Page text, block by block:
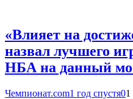
«Влияет на
назвал лучшего
НБА на данный
Чемпионат.com1 год спустя0